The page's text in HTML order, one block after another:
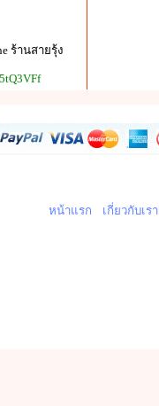
ร้านสายรุ้ง
หน้าแรก เกี่ยวกับเรา